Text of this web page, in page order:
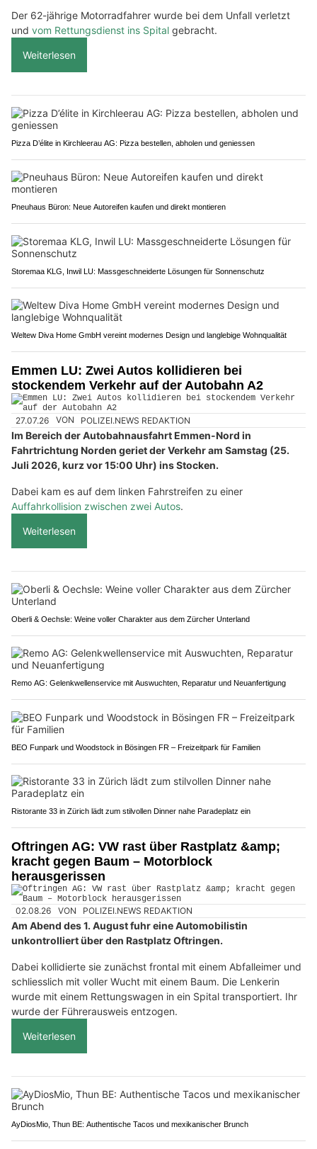
Der 62-jährige Motorradfahrer wurde bei dem Unfall verletzt
und vom Rettungsdienst ins Spital gebracht.
Weiterlesen
Pizza D’élite in Kirchleerau AG: Pizza bestellen, abholen und geniessen
Pneuhaus Büron: Neue Autoreifen kaufen und direkt montieren
Storemaa KLG, Inwil LU: Massgeschneiderte Lösungen für Sonnenschutz
Weltew Diva Home GmbH vereint modernes Design und langlebige Wohnqualität
Emmen LU: Zwei Autos kollidieren bei
stockendem Verkehr auf der Autobahn A2
27.07.26 VON POLIZEI.NEWS REDAKTION
Im Bereich der Autobahnausfahrt Emmen-Nord in
Fahrtrichtung Norden geriet der Verkehr am Samstag (25.
Juli 2026, kurz vor 15:00 Uhr) ins Stocken.
Dabei kam es auf dem linken Fahrstreifen zu einer
Auffahrkollision zwischen zwei Autos.
Weiterlesen
Oberli & Oechsle: Weine voller Charakter aus dem Zürcher Unterland
Remo AG: Gelenkwellenservice mit Auswuchten, Reparatur und Neuanfertigung
BEO Funpark und Woodstock in Bösingen FR – Freizeitpark für Familien
Ristorante 33 in Zürich lädt zum stilvollen Dinner nahe Paradeplatz ein
Oftringen AG: VW rast über Rastplatz &amp;
kracht gegen Baum – Motorblock
herausgerissen
02.08.26 VON POLIZEI.NEWS REDAKTION
Am Abend des 1. August fuhr eine Automobilistin
unkontrolliert über den Rastplatz Oftringen.
Dabei kollidierte sie zunächst frontal mit einem Abfalleimer und
schliesslich mit voller Wucht mit einem Baum. Die Lenkerin
wurde mit einem Rettungswagen in ein Spital transportiert. Ihr
wurde der Führerausweis entzogen.
Weiterlesen
AyDiosMio, Thun BE: Authentische Tacos und mexikanischer Brunch